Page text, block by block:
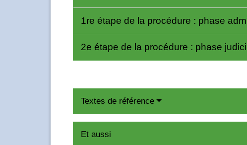
1re étape de la procédure : phase
2e étape de la procédure : phase
Textes de référence
Et aussi